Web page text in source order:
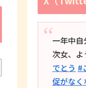
一年中
次女、
でとう #
促がなく